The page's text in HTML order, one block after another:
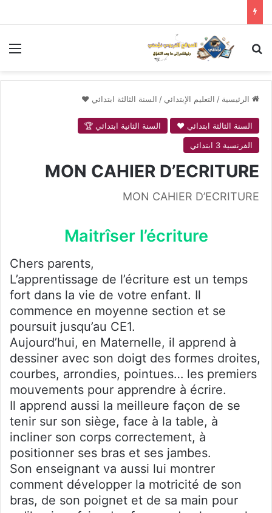
بحث عن
الرئيسية / التعليم الإبتدائي / السنة الثالثة ابتدائي ❤
السنة الثالثة ابتدائي ❤
السنة الثانية ابتدائي 🏆
الفرنسية 3 ابتدائي
MON CAHIER D’ECRITURE
MON CAHIER D’ECRITURE
Maitrîser l’écriture
Chers parents,
L’apprentissage de l’écriture est un temps
fort dans la vie de votre enfant. Il
commence en moyenne section et se
poursuit jusqu’au CE1.
Aujourd’hui, en Maternelle, il apprend à
dessiner avec son doigt des formes droites,
courbes, arrondies, pointues… les premiers
mouvements pour apprendre à écrire.
Il apprend aussi la meilleure façon de se
tenir sur son siège, face à la table, à
incliner son corps correctement, à
positionner ses bras et ses jambes.
Son enseignant va aussi lui montrer
comment développer la motricité de son
bras, de son poignet et de sa main pour